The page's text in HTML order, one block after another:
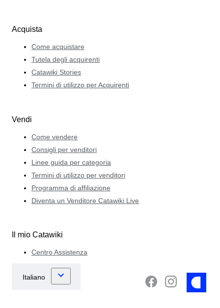
Acquista
Come acquistare
Tutela degli acquirenti
Catawiki Stories
Termini di utilizzo per Acquirenti
Vendi
Come vendere
Consigli per venditori
Linee guida per categoria
Termini di utilizzo per venditori
Programma di affiliazione
Diventa un Venditore Catawiki Live
Il mio Catawiki
Centro Assistenza